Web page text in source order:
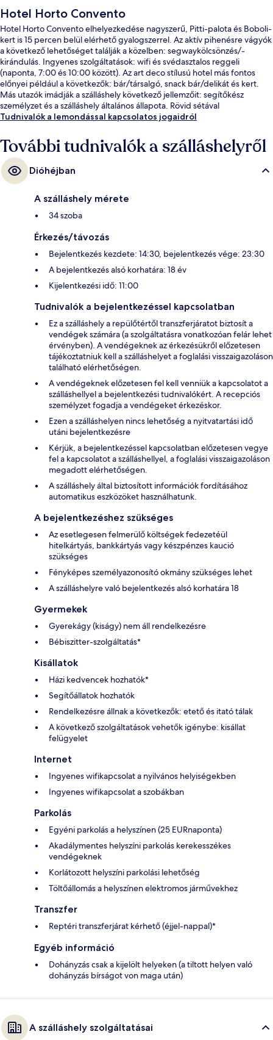
Hotel Horto Convento
Hotel Horto Convento elhelyezkedése nagyszerű, Pitti-palota és Boboli-
kert is 15 percen belül elérhető gyalogszerrel. Az aktív pihenésre vágyók
a következő lehetőséget találják a közelben: segwaykölcsönzés/-
kirándulás. Ingyenes szolgáltatások: wifi és svédasztalos reggeli
(naponta, 7:00 és 10:00 között). Az art deco stílusú hotel más fontos
előnyei például a következők: bár/társalgó, snack bár/delikát és kert.
Más utazók imádják a szálláshely következő jellemzőit: segítőkész
személyzet és a szálláshely általános állapota. Rövid sétával
megközelíthető a tömegközlekedés: Alamanni - Stazione Santa Maria
Tudnivalók a lemondással kapcsolatos jogaidról
További tudnivalók a szálláshelyről
Dióhéjban
A szálláshely mérete
34 szoba
Érkezés/távozás
Bejelentkezés kezdete: 14:30, bejelentkezés vége: 23:30
A bejelentkezés alsó korhatára: 18 év
Kijelentkezési idő: 11:00
Tudnivalók a bejelentkezéssel kapcsolatban
Ez a szálláshely a repülőtértől transzferjáratot biztosít a
vendégek számára (a szolgáltatásra vonatkozóan felár lehet
érvényben). A vendégeknek az érkezésükről előzetesen
tájékoztatniuk kell a szálláshelyet a foglalási visszaigazoláson
található elérhetőségen.
A vendégeknek előzetesen fel kell venniük a kapcsolatot a
szálláshellyel a bejelentkezési tudnivalókért. A recepciós
személyzet fogadja a vendégeket érkezéskor.
Ezen a szálláshelyen nincs lehetőség a nyitvatartási idő
utáni bejelentkezésre
Kérjük, a bejelentkezéssel kapcsolatban előzetesen vegye
fel a kapcsolatot a szálláshellyel, a foglalási visszaigazoláson
megadott elérhetőségen.
A szálláshely által biztosított információk fordításához
automatikus eszközöket használhatunk.
A bejelentkezéshez szükséges
Az esetlegesen felmerülő költségek fedezetéül
hitelkártyás, bankkártyás vagy készpénzes kaució
szükséges
Fényképes személyazonosító okmány szükséges lehet
A szálláshelyre való bejelentkezés alsó korhatára 18
Gyermekek
Gyerekágy (kiságy) nem áll rendelkezésre
Bébiszitter-szolgáltatás*
Kisállatok
Házi kedvencek hozhatók*
Segítőállatok hozhatók
Rendelkezésre állnak a következők: etető és itató tálak
A következő szolgáltatások vehetők igénybe: kisállat
felügyelet
Internet
Ingyenes wifikapcsolat a nyilvános helyiségekben
Ingyenes wifikapcsolat a szobákban
Parkolás
Egyéni parkolás a helyszínen (25 EURnaponta)
Akadálymentes helyszíni parkolás kerekesszékes
vendégeknek
Korlátozott helyszíni parkolási lehetőség
Töltőállomás a helyszínen elektromos járművekhez
Transzfer
Reptéri transzferjárat kérhető (éjjel-nappal)*
Egyéb információ
Dohányzás csak a kijelölt helyeken (a tiltott helyen való
dohányzás bírságot von maga után)
A szálláshely szolgáltatásai